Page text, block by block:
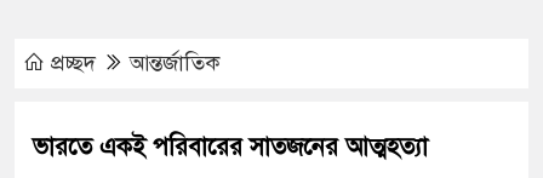
প্রচ্ছদ আন্তর্জাতিক
ভারতে একই পরিবারের সাতজনের আত্মহত্যা